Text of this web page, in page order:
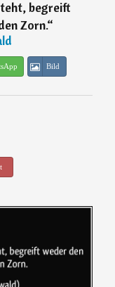
begreift
Zorn.“
Bild